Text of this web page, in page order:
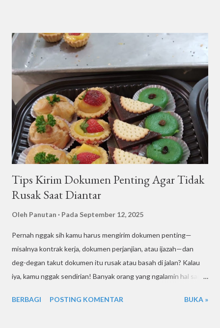
Tips Kirim Dokumen Penting Agar Tidak
Rusak Saat Diantar
Oleh Panutan Pada September 12, 2025
Pernah nggak sih kamu harus mengirim dokumen penting—
misalnya kontrak kerja, dokumen perjanjian, atau ijazah—dan
deg-degan takut dokumen itu rusak atau basah di jalan? Kalau
iya, kamu nggak sendirian! Banyak orang yang ngalamin hal sama.
juga sampai dengan kondisi sempurna . Bayangin kalau dokumen
BERBAGI POSTING KOMENTAR BUKA »